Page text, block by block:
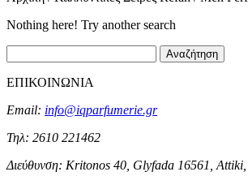
Nothing here! Try another search
Αναζήτηση
ΕΠΙΚΟΙΝΩΝΙΑ
Email: info@iqparfumerie.gr
Τηλ: 2610 221462
Διεύθυνση: Kritonos 40, Glyfada 16561,